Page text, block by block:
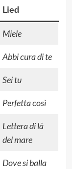
Lied
Miele
Abbi cura di te
Sei tu
Perfetta così
Lettera di là
del mare
Dove si balla